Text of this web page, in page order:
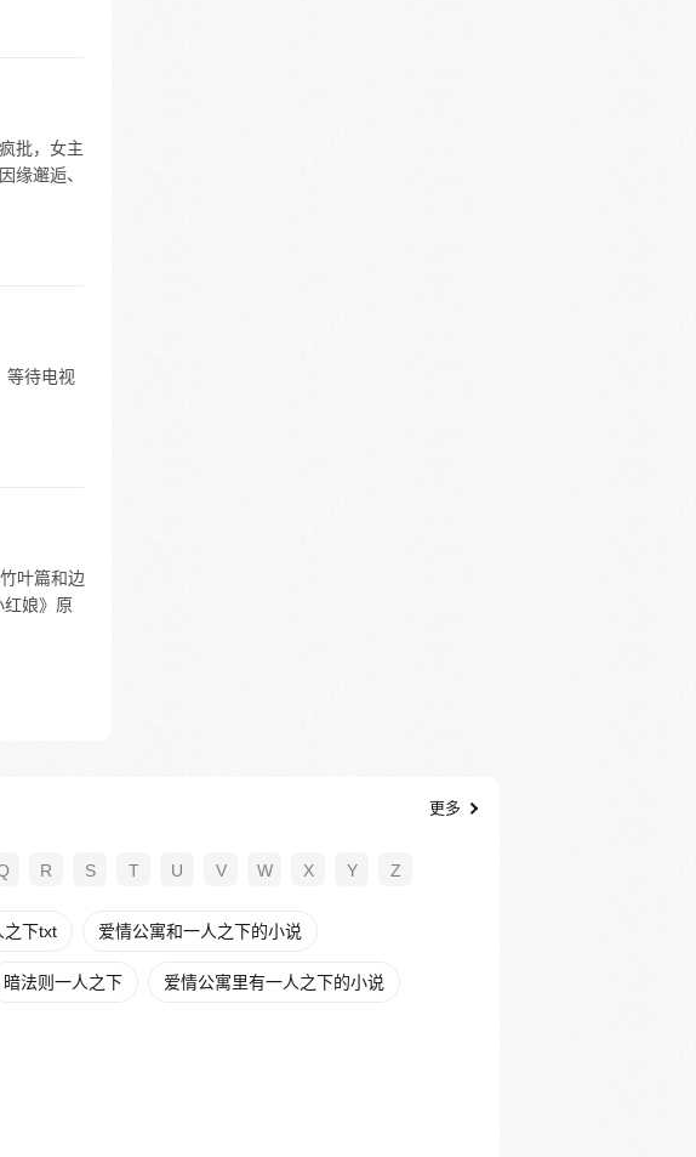
批，女主
缘邂逅、
等待电视
叶篇和边
红娘》原
更多
R S T U V W X Y Z
之下txt 爱情公寓和一人之下的小说
暗法则一人之下 爱情公寓里有一人之下的小说